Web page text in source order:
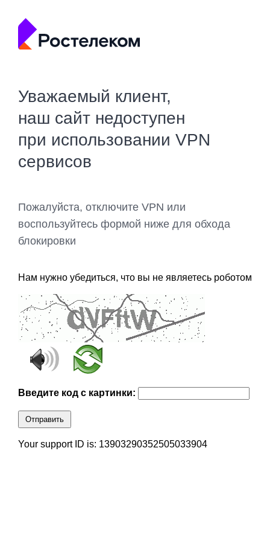
Уважаемый клиент,
наш сайт недоступен
при использовании VPN
сервисов
Пожалуйста, отключите VPN или
воспользуйтесь формой ниже для обхода
блокировки
Нам нужно убедиться, что вы не являетесь роботом
Введите код с картинки:
Отправить
Your support ID is: 13903290352505033904